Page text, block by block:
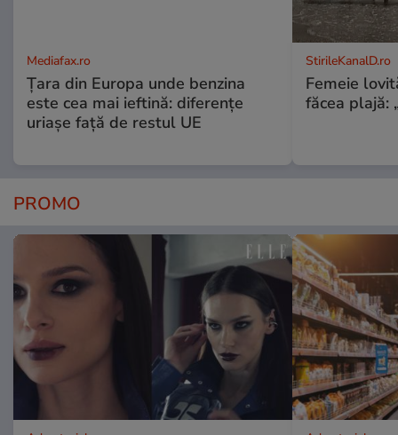
Mediafax.ro
Țara din Europa unde benzina
este cea mai ieftină: diferențe
uriașe față de restul UE
StirileKanalD.ro
Femeie
făcea plajă:
PROMO